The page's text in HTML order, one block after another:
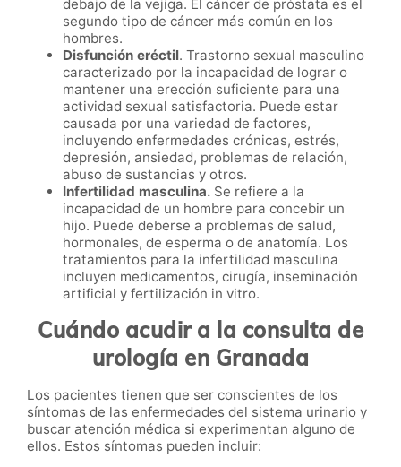
debajo de la vejiga. El cáncer de próstata es el
segundo tipo de cáncer más común en los
hombres.
Disfunción eréctil. Trastorno sexual masculino
caracterizado por la incapacidad de lograr o
mantener una erección suficiente para una
actividad sexual satisfactoria. Puede estar
causada por una variedad de factores,
incluyendo enfermedades crónicas, estrés,
depresión, ansiedad, problemas de relación,
abuso de sustancias y otros.
Infertilidad masculina. Se refiere a la
incapacidad de un hombre para concebir un
hijo. Puede deberse a problemas de salud,
hormonales, de esperma o de anatomía. Los
tratamientos para la infertilidad masculina
incluyen medicamentos, cirugía, inseminación
artificial y fertilización in vitro.
Cuándo acudir a la consulta de
urología en Granada
Los pacientes tienen que ser conscientes de los
síntomas de las enfermedades del sistema urinario y
buscar atención médica si experimentan alguno de
ellos. Estos síntomas pueden incluir: